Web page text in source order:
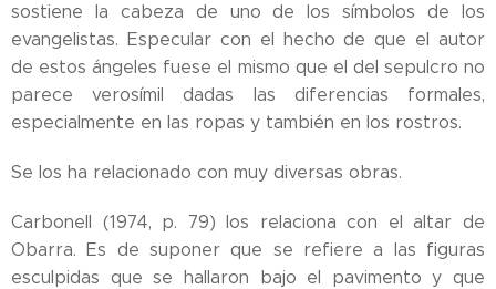
sostiene la cabeza de uno de los símbolos de los
evangelistas. Especular con el hecho de que el autor
de estos ángeles fuese el mismo que el del sepulcro no
parece verosímil dadas las diferencias formales,
especialmente en las ropas y también en los rostros.
Se los ha relacionado con muy diversas obras.
Carbonell (1974, p. 79) los relaciona con el altar de
Obarra. Es de suponer que se refiere a las figuras
esculpidas que se hallaron bajo el pavimento y que